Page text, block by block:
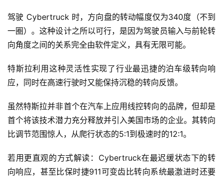
驾驶 Cybertruck 时，方向盘的转动幅度仅为340度（不到
一圈）。这种设计之所以可行，是因为驾驶员输入与前轮转
向角度之间的关系完全由软件定义，具有无限可能。
特斯拉利用这种灵活性实现了行业最迅捷的泊车级转向响
应，同时在高速行驶时又能保持沉稳的转向反馈。
虽然特斯拉并非首个在汽车上应用线控转向的品牌，但却是
首个将该技术潜力充分释放并引入美国市场的企业。其转向
比调节范围惊人，从爬行状态的5:1到极速时的12:1。
若用更直观的方式解读：Cybertruck在最迟缓状态下的转
向响应，甚至比保时捷911可变齿比转向系统最激进时还要